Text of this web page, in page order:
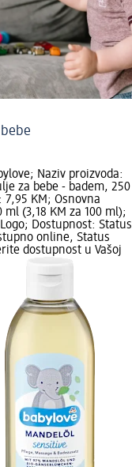
Naziv proizvoda:
za bebe - badem, 250
7,95 KM; Osnovna
ml (3,18 KM za 100 ml);
Dostupnost: Status
online, Status
dostupnost u Vašoj